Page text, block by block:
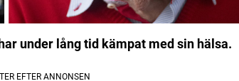
under lång tid kämpat med sin hälsa.